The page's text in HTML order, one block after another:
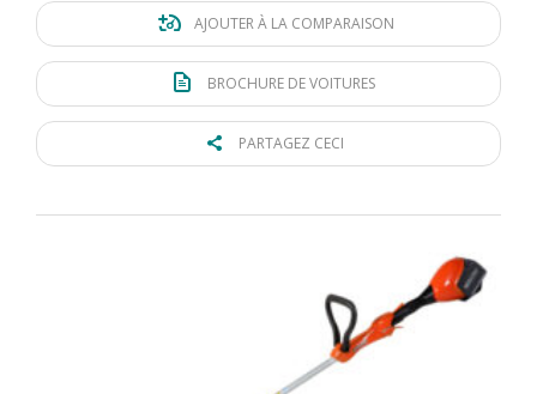
AJOUTER À LA COMPARAISON
BROCHURE DE VOITURES
PARTAGEZ CECI